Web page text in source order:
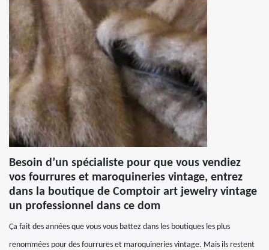
Besoin d’un spécialiste pour que vous vendiez
vos fourrures et maroquineries vintage, entrez
dans la boutique de Comptoir art jewelry vintage
un professionnel dans ce dom
Ça fait des années que vous vous battez dans les boutiques les plus
renommées pour des fourrures et maroquineries vintage. Mais ils restent